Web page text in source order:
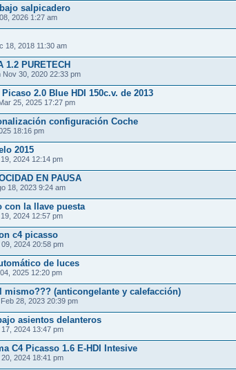
salpicadero
2026 1:27 am
18, 2018 11:30 am
1.2 PURETECH
Nov 30, 2020 22:33 pm
2.0 Blue HDI 150c.v. de 2013
25, 2025 17:27 pm
configuración Coche
18:16 pm
2015
2024 12:14 pm
EN PAUSA
18, 2023 9:24 am
con la llave puesta
2024 12:57 pm
c4 picasso
2024 20:58 pm
de luces
2025 12:20 pm
mismo??? (anticongelante y calefacción)
28, 2023 20:39 pm
asientos delanteros
2024 13:47 pm
C4 Picasso 1.6 E-HDI Intesive
2024 18:41 pm